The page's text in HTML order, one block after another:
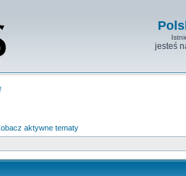
jesteś
aktywne tematy